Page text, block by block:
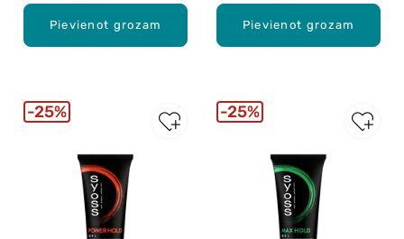
Pievienot grozam Pievienot grozam
25% 25%